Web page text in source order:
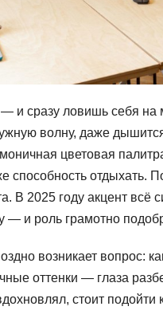
и сразу ловишь себя на
волну, даже
цветовая
способность отдыхать.
В 2025 году акцент всё
— и роль грамотно
возникает вопрос:
оттенки — глаза
стоит